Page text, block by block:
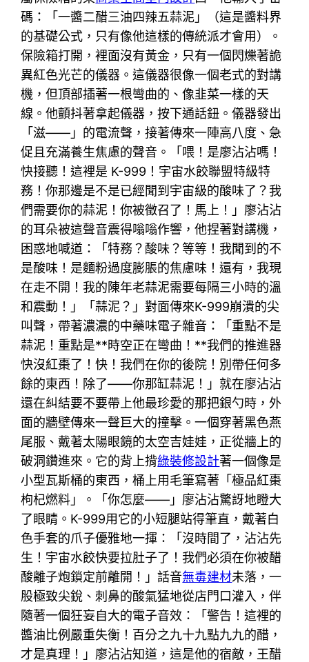
碼：「一醬二醋三油四辣五蒜泥」（這是醬料界
的基礎公式，只有像他這樣的傳統派才會用）。
保險箱打開，裡面沒有黃金，只有一個閃爍著詭
異紅色光芒的儀器。這儀器很像一個老式的對講
機，但頂部插著一根彎曲的、像韭菜一樣的天
線。他顫抖著拿起儀器，按下通話鈕。儀器發出
「滋——」的電流聲，接著傳來一陣高八度、急
促且充滿養生焦慮的聲音。「喂！是廖沾沾嗎！
快接聽！這裡是 K-999！宇宙水餃聯盟特級特
務！你那邊是不是已經聞到宇宙級的酸味了？我
們需要你的蒜泥！你被徵召了！馬上！」廖沾沾
的耳朵被這聲音震得嗡嗡作響，他捏著對講機，
困惑地喊道：「特務？酸味？等等！我聞到的不
是酸味！是麵粉過度膨脹的焦慮味！還有，我現
在走不開！我的陳年老蒜泥需要每隔三小時的溫
和震動！」「蒜泥？」對面傳來K-999崩潰的尖
叫聲，帶著濃濃的中藥味電子雜音：「重點不是
蒜泥！重點是**時空正在彎曲！**我們的推進器
快沒紅棗了！快！我們在你的後院！別帶任何多
餘的東西！除了——你那缸蒜泥！」就在廖沾沾
還在糾結要不要帶上他最珍愛的那把銀勺時，外
面的牆壁傳來一聲巨大的撞擊。一個穿著黑色燕
尾服、戴著太陽眼鏡的太空吉娃娃，正從牆上的
破洞鑽進來。它的背上揹綠裝修設計著一個像是
小型瓦斯桶的東西，桶上用毛筆寫著「極品紅棗
枸杞燃料」。「你怎麼——」廖沾沾驚訝地瞪大
了眼睛。K-999用它的小短腿站得筆直，戴著白
色手套的爪子優雅地一揮：「沒時間了，沾沾先
生！宇宙水餃快要拉肚子了！我們必須在你被醋
酸離子炮鎖定前離開！」話音無毒建材未落，一
股極致尖銳、刺鼻的酸氣猛地從店門口灌入，伴
隨著一個狂妄自大的電子音效：「警告！這裡的
醬油比例嚴重失衡！百分之九十九點九九的醋，
才是真理！」廖沾沾知道，這是他的宿敵，王醋